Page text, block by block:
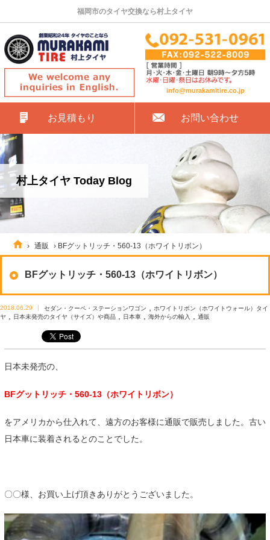
福岡市のタイヤ交換なら村上タイヤ
info@murakamitire.co.jp
お見積もり お問い合わせ
村上タイヤ Today Blog
› 通販 › BFグットリッチ・560-13（ホワイトリボン）
BFグットリッチ・560-13（ホワイトリボン）
2018.06.29 セダン・クーペ・ステーションワゴン
ホワイトリボン（ホワイトウォール）タイ
ヤ
日本未発売のタイヤ（サイズ）や商品 日本車 海外からの輸入 通販
日本未発売の、
BFグットリッチ・560-13（ホワイトリボン）
をアメリカから仕入れて、遠方のお客様に通販で販売しました。古い
日本車に装着されるとのことでした。
〇〇様、お買い上げ頂きありがとうございました。